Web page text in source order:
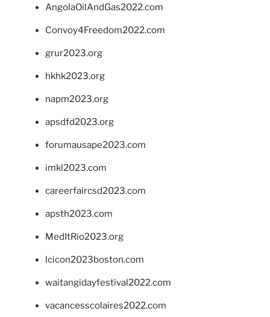
AngolaOilAndGas2022.com
Convoy4Freedom2022.com
grur2023.org
hkhk2023.org
napm2023.org
apsdfd2023.org
forumausape2023.com
imkl2023.com
careerfaircsd2023.com
apsth2023.com
MedItRio2023.org
lcicon2023boston.com
waitangidayfestival2022.com
vacancesscolaires2022.com